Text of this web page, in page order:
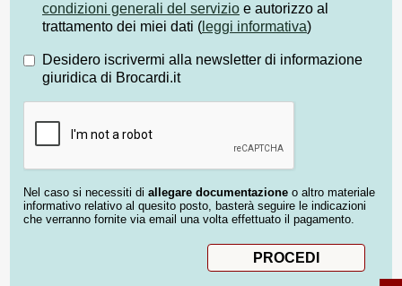
condizioni generali del servizio e autorizzo al
trattamento dei miei dati ( leggi informativa)
Desidero iscrivermi alla newsletter di informazione
giuridica di Brocardi.it
Nel caso si necessiti di allegare documentazione o altro materiale
informativo relativo al quesito posto, basterà seguire le indicazioni
che verranno fornite via email una volta effettuato il pagamento.